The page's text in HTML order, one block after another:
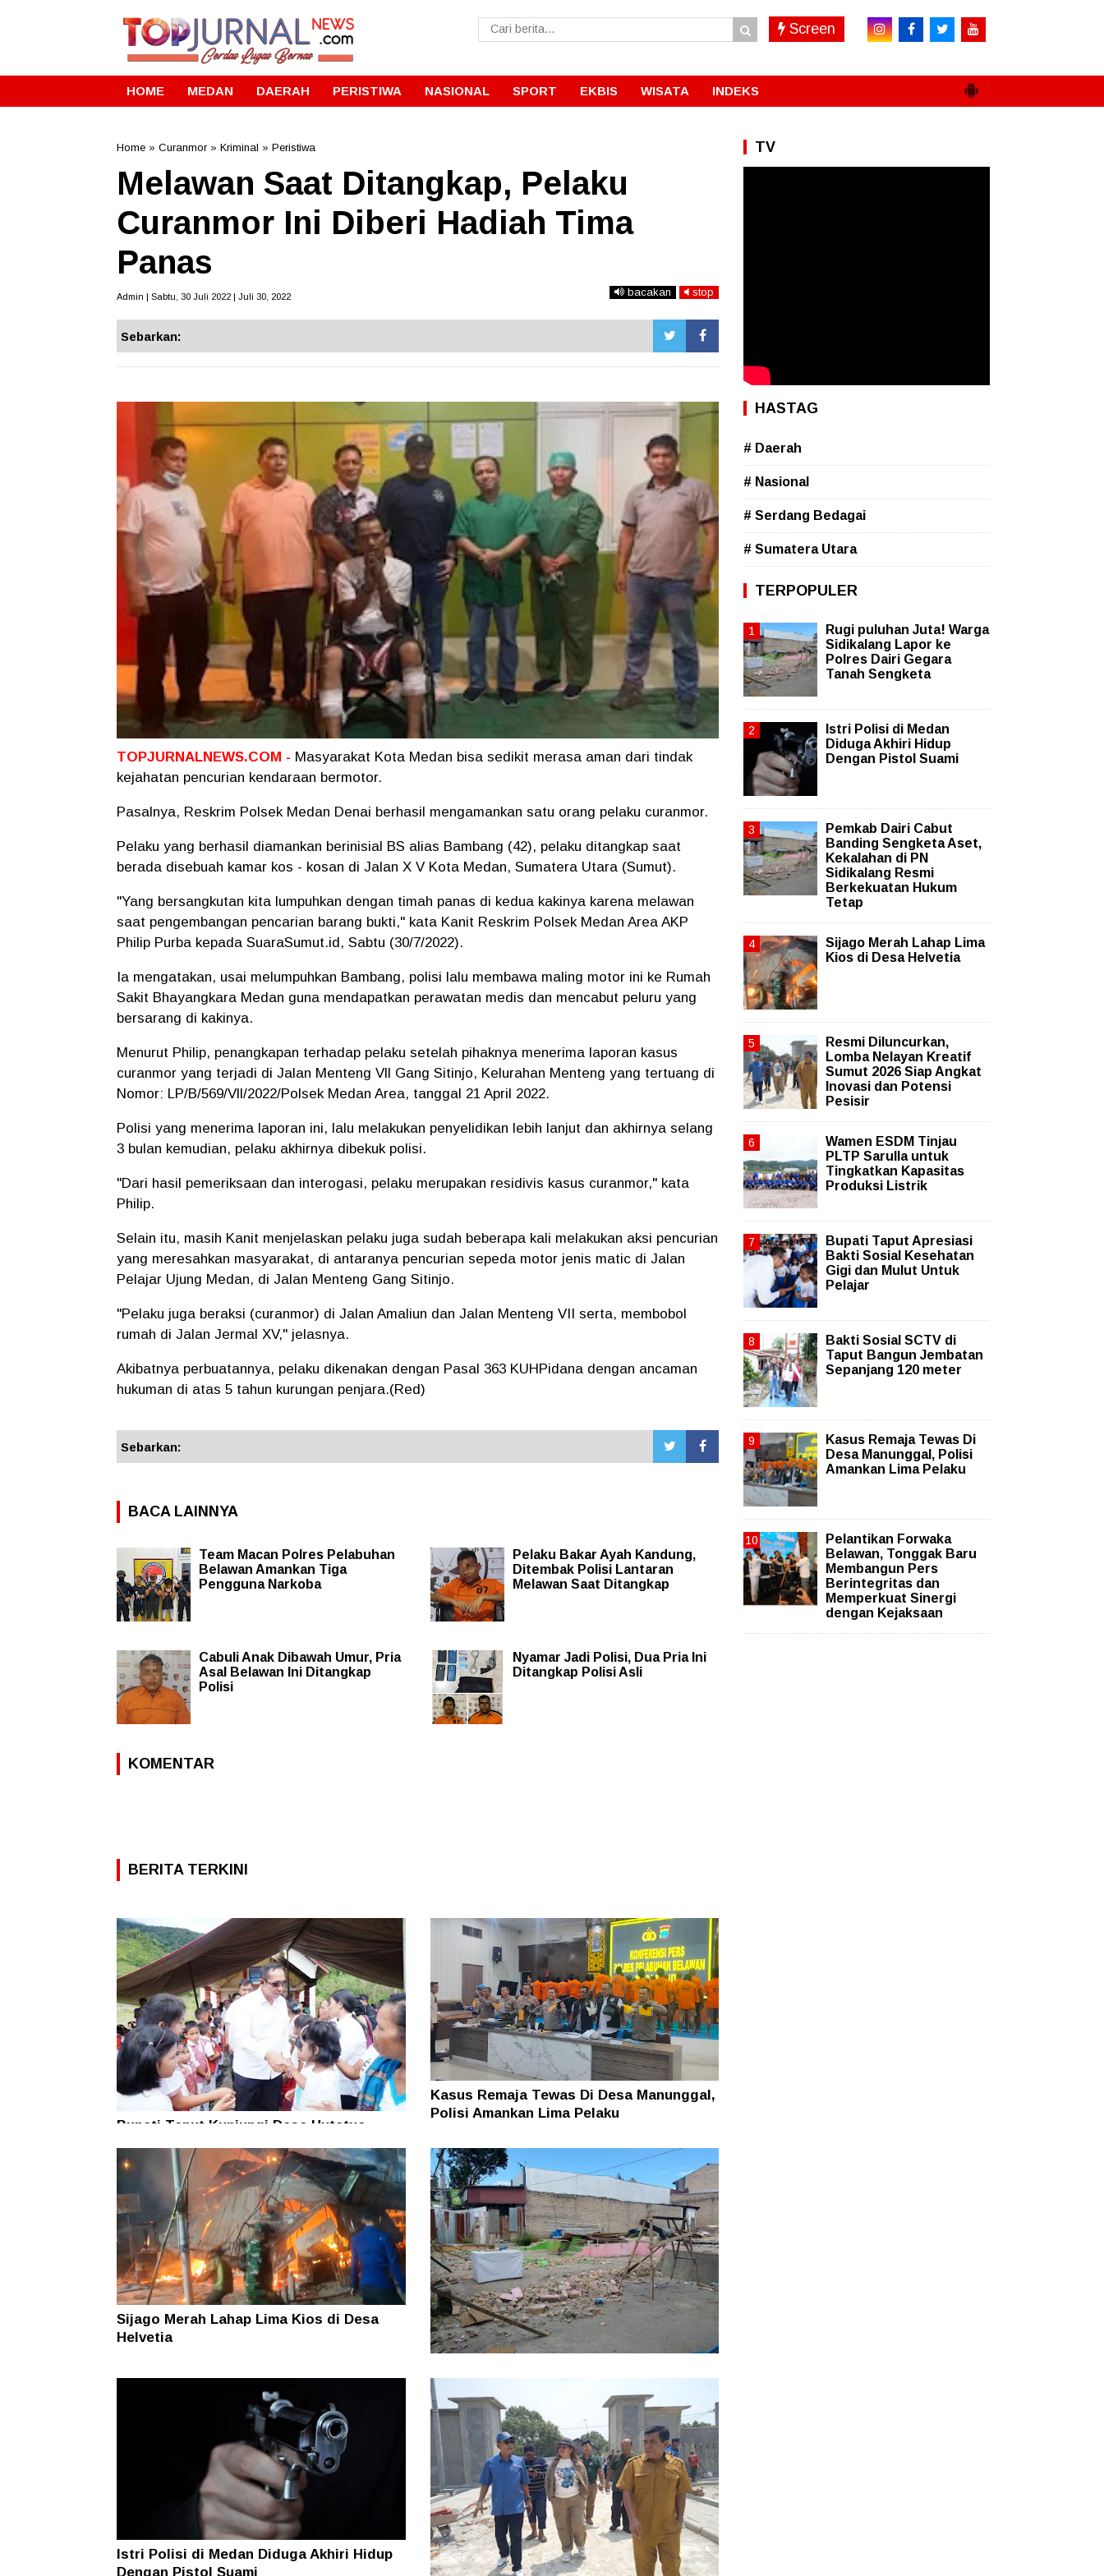
Screen
HOME MEDAN DAERAH PERISTIWA NASIONAL SPORT EKBIS WISATA INDEKS
Home » Curanmor » Kriminal » Peristiwa
Melawan Saat Ditangkap, Pelaku
Curanmor Ini Diberi Hadiah Tima
Panas
Admin | Sabtu, 30 Juli 2022 | Juli 30, 2022 bacakan stop
Sebarkan:
TOPJURNALNEWS.COM - Masyarakat Kota Medan bisa sedikit merasa aman dari tindak
kejahatan pencurian kendaraan bermotor.
Pasalnya, Reskrim Polsek Medan Denai berhasil mengamankan satu orang pelaku curanmor.
Pelaku yang berhasil diamankan berinisial BS alias Bambang (42), pelaku ditangkap saat
berada disebuah kamar kos - kosan di Jalan X V Kota Medan, Sumatera Utara (Sumut).
"Yang bersangkutan kita lumpuhkan dengan timah panas di kedua kakinya karena melawan
saat pengembangan pencarian barang bukti," kata Kanit Reskrim Polsek Medan Area AKP
Philip Purba kepada SuaraSumut.id, Sabtu (30/7/2022).
Ia mengatakan, usai melumpuhkan Bambang, polisi lalu membawa maling motor ini ke Rumah
Sakit Bhayangkara Medan guna mendapatkan perawatan medis dan mencabut peluru yang
bersarang di kakinya.
Menurut Philip, penangkapan terhadap pelaku setelah pihaknya menerima laporan kasus
curanmor yang terjadi di Jalan Menteng Vll Gang Sitinjo, Kelurahan Menteng yang tertuang di
Nomor: LP/B/569/Vll/2022/Polsek Medan Area, tanggal 21 April 2022.
Polisi yang menerima laporan ini, lalu melakukan penyelidikan lebih lanjut dan akhirnya selang
3 bulan kemudian, pelaku akhirnya dibekuk polisi.
"Dari hasil pemeriksaan dan interogasi, pelaku merupakan residivis kasus curanmor," kata
Philip.
Selain itu, masih Kanit menjelaskan pelaku juga sudah beberapa kali melakukan aksi pencurian
yang meresahkan masyarakat, di antaranya pencurian sepeda motor jenis matic di Jalan
Pelajar Ujung Medan, di Jalan Menteng Gang Sitinjo.
"Pelaku juga beraksi (curanmor) di Jalan Amaliun dan Jalan Menteng VII serta, membobol
rumah di Jalan Jermal XV," jelasnya.
Akibatnya perbuatannya, pelaku dikenakan dengan Pasal 363 KUHPidana dengan ancaman
hukuman di atas 5 tahun kurungan penjara.(Red)
Sebarkan:
BACA LAINNYA
Team Macan Polres Pelabuhan
Belawan Amankan Tiga
Pengguna Narkoba
Pelaku Bakar Ayah Kandung,
Ditembak Polisi Lantaran
Melawan Saat Ditangkap
Cabuli Anak Dibawah Umur, Pria
Asal Belawan Ini Ditangkap
Polisi
Nyamar Jadi Polisi, Dua Pria Ini
Ditangkap Polisi Asli
KOMENTAR
BERITA TERKINI
Bupati Taput Kunjungi Desa Hutatua
Kesejahteraan Masyarakat
Kasus Remaja Tewas Di Desa Manunggal,
Polisi Amankan Lima Pelaku
Sijago Merah Lahap Lima Kios di Desa
Helvetia
Rugi puluhan Juta! Warga Sidikalang
Lapor ke Polres Dairi Gegara Tanah
Sengketa
Istri Polisi di Medan Diduga Akhiri Hidup
Dengan Pistol Suami
TV
HASTAG
# Daerah
# Nasional
# Serdang Bedagai
# Sumatera Utara
TERPOPULER
Rugi puluhan Juta! Warga
Sidikalang Lapor ke
Polres Dairi Gegara
Tanah Sengketa
Istri Polisi di Medan
Diduga Akhiri Hidup
Dengan Pistol Suami
Pemkab Dairi Cabut
Banding Sengketa Aset,
Kekalahan di PN
Sidikalang Resmi
Berkekuatan Hukum
Tetap
Sijago Merah Lahap Lima
Kios di Desa Helvetia
Resmi Diluncurkan,
Lomba Nelayan Kreatif
Sumut 2026 Siap Angkat
Inovasi dan Potensi
Pesisir
Wamen ESDM Tinjau
PLTP Sarulla untuk
Tingkatkan Kapasitas
Produksi Listrik
Bupati Taput Apresiasi
Bakti Sosial Kesehatan
Gigi dan Mulut Untuk
Pelajar
Bakti Sosial SCTV di
Taput Bangun Jembatan
Sepanjang 120 meter
Kasus Remaja Tewas Di
Desa Manunggal, Polisi
Amankan Lima Pelaku
Pelantikan Forwaka
Belawan, Tonggak Baru
Membangun Pers
Berintegritas dan
Memperkuat Sinergi
dengan Kejaksaan